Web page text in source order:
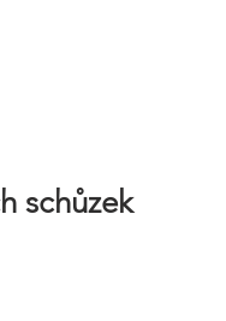
schůzek